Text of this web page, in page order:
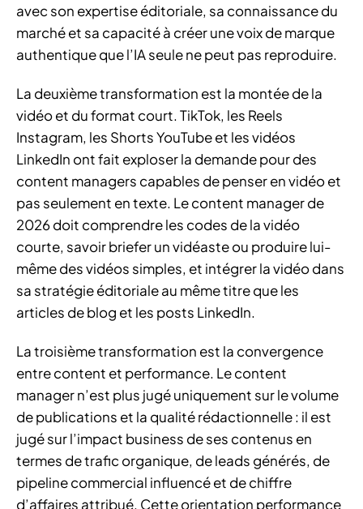
avec son expertise éditoriale, sa connaissance du
marché et sa capacité à créer une voix de marque
authentique que l’IA seule ne peut pas reproduire.
La deuxième transformation est la montée de la
vidéo et du format court. TikTok, les Reels
Instagram, les Shorts YouTube et les vidéos
LinkedIn ont fait exploser la demande pour des
content managers capables de penser en vidéo et
pas seulement en texte. Le content manager de
2026 doit comprendre les codes de la vidéo
courte, savoir briefer un vidéaste ou produire lui-
même des vidéos simples, et intégrer la vidéo dans
sa stratégie éditoriale au même titre que les
articles de blog et les posts LinkedIn.
La troisième transformation est la convergence
entre content et performance. Le content
manager n’est plus jugé uniquement sur le volume
de publications et la qualité rédactionnelle : il est
jugé sur l’impact business de ses contenus en
termes de trafic organique, de leads générés, de
pipeline commercial influencé et de chiffre
d’affaires attribué. Cette orientation performance